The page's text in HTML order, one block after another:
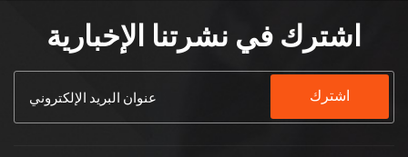
اشترك في نشرتنا الإخبارية
اشترك